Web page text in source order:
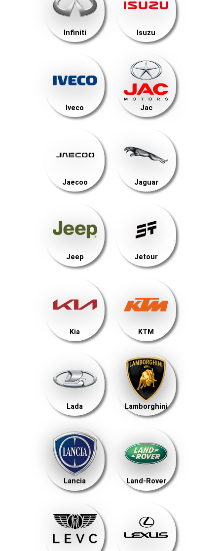
Infiniti Isuzu
Iveco Jac
Jaecoo Jaguar
Jeep Jetour
Kia KTM
Lada Lamborghini
Lancia Land-Rover